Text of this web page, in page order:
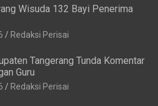
Wisuda 132 Bayi Penerima
Redaksi Perisai
Tangerang Tunda Komentar
Guru
Redaksi Perisai